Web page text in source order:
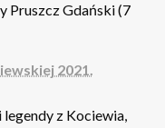
Pruszcz Gdański (7
2021.
z Kociewia,